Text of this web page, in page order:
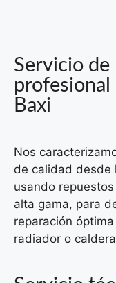
Servicio de
profesional
Baxi
Nos
de calidad desde
usando
alta gama, para
reparación
radiador o